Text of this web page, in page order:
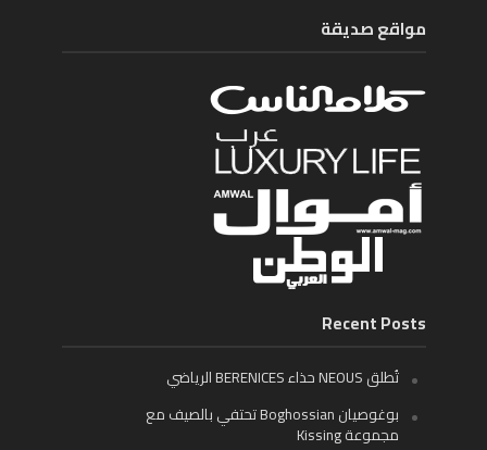
مواقع صديقة
Recent Posts
تُطلق NEOUS حذاء BERENICES الرياضي
بوغوصيان Boghossian تحتفي بالصيف مع
مجموعة Kissing